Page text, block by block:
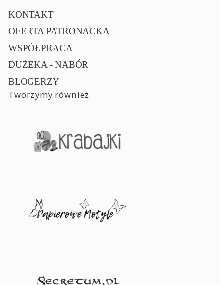
KONTAKT
OFERTA PATRONACKA
WSPÓŁPRACA
DUŻEKA - NABÓR
BLOGERZY
Tworzymy również